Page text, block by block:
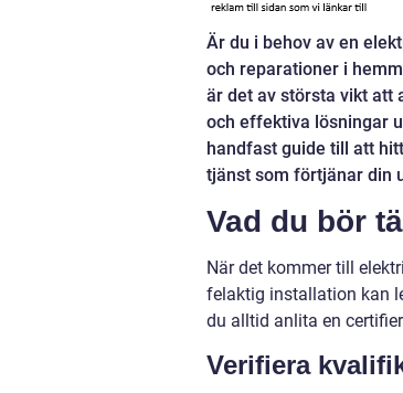
Är du i behov av en
och reparationer i
är det av största vikt att
och effektiva lösningar
handfast guide till att
tjänst som förtjänar din
Vad du bör
När det kommer till
felaktig installation kan
du alltid anlita en
Verifiera